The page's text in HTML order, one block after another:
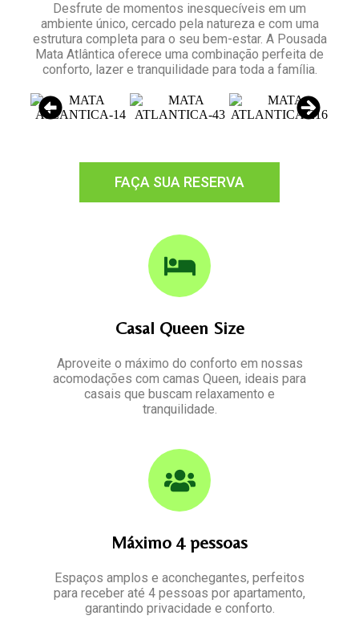
Desfrute de momentos inesquecíveis em um
ambiente único, cercado pela natureza e com uma
estrutura completa para o seu bem-estar. A Pousada
Mata Atlântica oferece uma combinação perfeita de
conforto, lazer e tranquilidade para toda a família.
FAÇA SUA RESERVA
Casal Queen Size
Aproveite o máximo do conforto em nossas
acomodações com camas Queen, ideais para
casais que buscam relaxamento e
tranquilidade.
Máximo 4 pessoas
Espaços amplos e aconchegantes, perfeitos
para receber até 4 pessoas por apartamento,
garantindo privacidade e conforto.